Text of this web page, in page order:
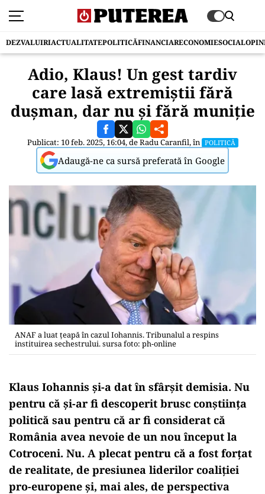
DEZVALUIRIACTUALITATEPOLITICĂFINANCIARECONOMIESOCIAL
Adio, Klaus! Un gest tardiv
care lasă extremiștii fără
dușman, dar nu și fără muniție
Publicat: 10 feb. 2025, 16:04, deRadu Caranfil, în POLITICĂ
Adaugă-ne ca sursă preferată în Google
ANAF a luat ţeapă în cazul Iohannis. Tribunalul a respins
instituirea sechestrului. sursa foto: ph-online
Klaus Iohannis și-a dat în sfârșit demisia. Nu
pentru că și-ar fi descoperit brusc conștiința
politică sau pentru că ar fi considerat că
România avea nevoie de un nou început la
Cotroceni. Nu. A plecat pentru că a fost forțat
de realitate, de presiunea liderilor coaliției
pro-europene și, mai ales, de perspectiva